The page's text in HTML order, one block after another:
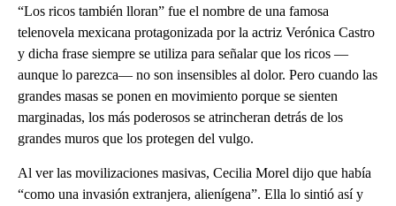
“Los ricos también lloran” fue el nombre de una famosa
telenovela mexicana protagonizada por la actriz Verónica Castro
y dicha frase siempre se utiliza para señalar que los ricos —
aunque lo parezca— no son insensibles al dolor. Pero cuando las
grandes masas se ponen en movimiento porque se sienten
marginadas, los más poderosos se atrincheran detrás de los
grandes muros que los protegen del vulgo.
Al ver las movilizaciones masivas, Cecilia Morel dijo que había
“como una invasión extranjera, alienígena”. Ella lo sintió así y